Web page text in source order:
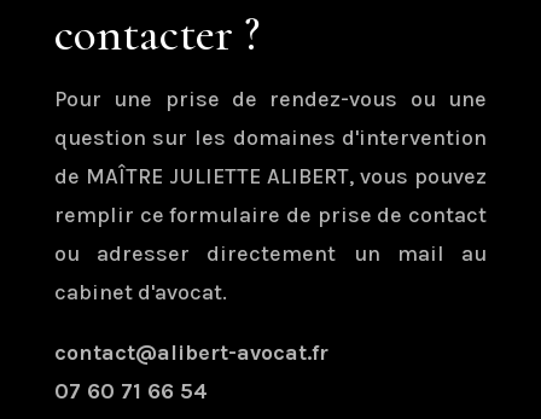
contacter ?
Pour une prise de rendez-vous ou une
question sur les domaines d'intervention
de MAÎTRE JULIETTE ALIBERT, vous pouvez
remplir ce formulaire de prise de contact
ou adresser directement un mail au
cabinet d'avocat.
contact@alibert-avocat.fr
07 60 71 66 54